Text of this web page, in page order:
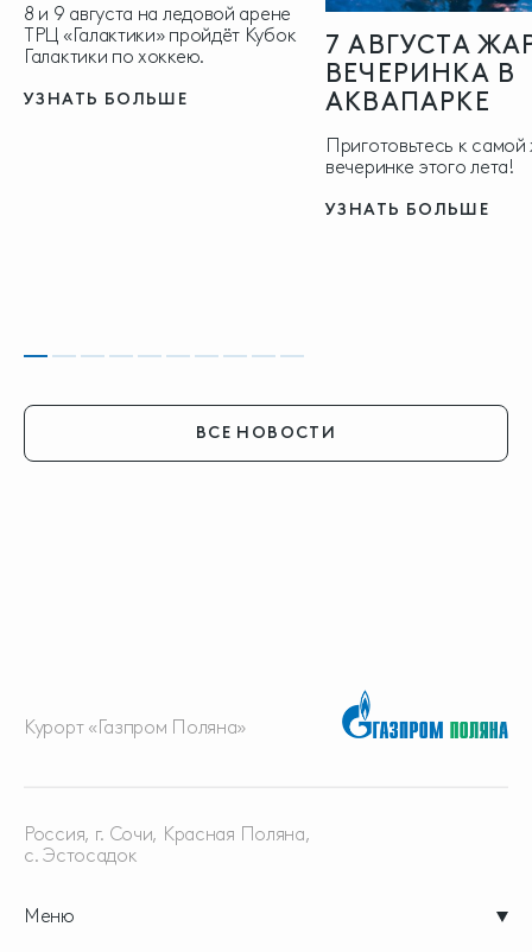
8 и 9 августа на ледовой арене
ТРЦ «Галактики» пройдёт Кубок
Галактики по хоккею.
УЗНАТЬ БОЛЬШЕ
7 АВГУСТА
ВЕЧЕРИНКА В
АКВАПАРКЕ
Приготовьтесь к
вечеринке этого лета!
УЗНАТЬ БОЛЬШЕ
ВСЕ НОВОСТИ
Курорт «Газпром Поляна»
Меню
Россия, г. Сочи, Красная Поляна,
с. Эстосадок